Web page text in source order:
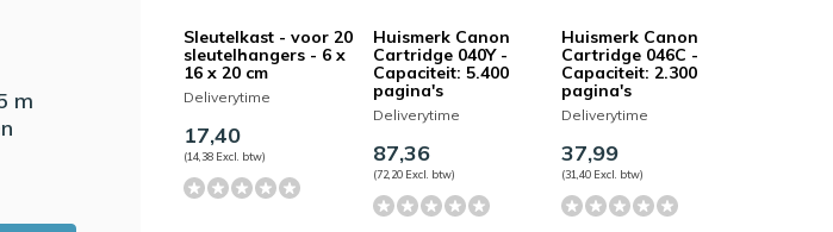
m
Sleutelkast - voor 20
sleutelhangers - 6 x
16 x 20 cm
Deliverytime
17,40
(14,38 Excl. btw)
Huismerk Canon
Cartridge 040Y -
Capaciteit: 5.400
pagina's
Deliverytime
87,36
(72,20 Excl. btw)
Huismerk Canon
Cartridge 046C -
Capaciteit: 2.300
pagina's
Deliverytime
37,99
(31,40 Excl. btw)